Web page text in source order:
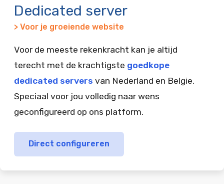
Dedicated server
> Voor je groeiende website
Voor de meeste rekenkracht kan je altijd
terecht met de krachtigste goedkope
dedicated servers van Nederland en Belgie.
Speciaal voor jou volledig naar wens
geconfigureerd op ons platform.
Direct configureren